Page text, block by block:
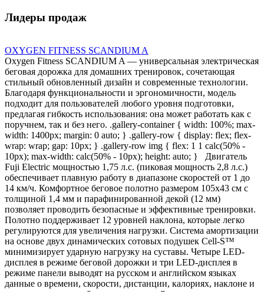
Лидеры продаж
OXYGEN FITNESS SCANDIUM A
Oxygen Fitness SCANDIUM A — универсальная электрическая
беговая дорожка для домашних тренировок, сочетающая
стильный обновленный дизайн и современные технологии.
Благодаря функциональности и эргономичности, модель
подходит для пользователей любого уровня подготовки,
предлагая гибкость использования: она может работать как с
поручнем, так и без него. .gallery-container { width: 100%; max-
width: 1400px; margin: 0 auto; } .gallery-row { display: flex; flex-
wrap: wrap; gap: 10px; } .gallery-row img { flex: 1 1 calc(50% -
10px); max-width: calc(50% - 10px); height: auto; } Двигатель
Fuji Electric мощностью 1,75 л.с. (пиковая мощность 2,8 л.с.)
обеспечивает плавную работу в диапазоне скоростей от 1 до
14 км/ч. Комфортное беговое полотно размером 105х43 см с
толщиной 1,4 мм и парафинированной декой (12 мм)
позволяет проводить безопасные и эффективные тренировки.
Полотно поддерживает 12 уровней наклона, которые легко
регулируются для увеличения нагрузки. Система амортизации
на основе двух динамических сотовых подушек Cell-S™
минимизирует ударную нагрузку на суставы. Четыре LED-
дисплея в режиме беговой дорожки и три LED-дисплея в
режиме панели выводят на русском и английском языках
данные о времени, скорости, дистанции, калориях, наклоне и